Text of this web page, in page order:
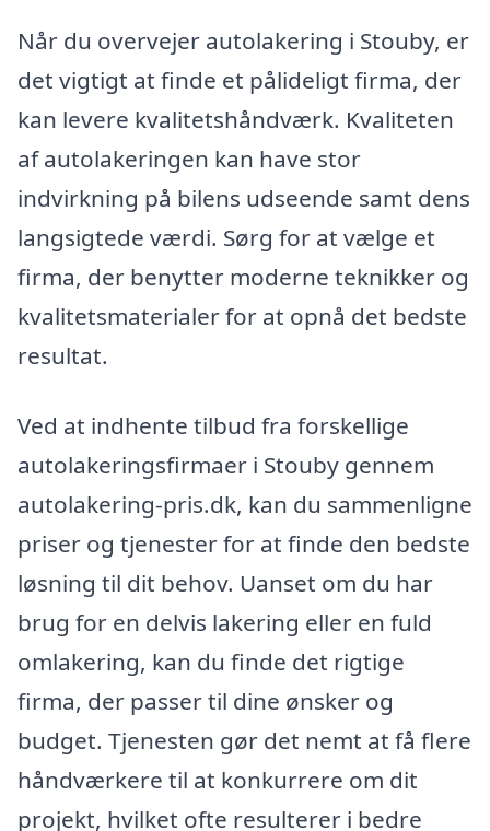
Når du overvejer autolakering i Stouby, er
det vigtigt at finde et pålideligt firma, der
kan levere kvalitetshåndværk. Kvaliteten
af autolakeringen kan have stor
indvirkning på bilens udseende samt dens
langsigtede værdi. Sørg for at vælge et
firma, der benytter moderne teknikker og
kvalitetsmaterialer for at opnå det bedste
resultat.
Ved at indhente tilbud fra forskellige
autolakeringsfirmaer i Stouby gennem
autolakering-pris.dk, kan du sammenligne
priser og tjenester for at finde den bedste
løsning til dit behov. Uanset om du har
brug for en delvis lakering eller en fuld
omlakering, kan du finde det rigtige
firma, der passer til dine ønsker og
budget. Tjenesten gør det nemt at få flere
håndværkere til at konkurrere om dit
projekt, hvilket ofte resulterer i bedre